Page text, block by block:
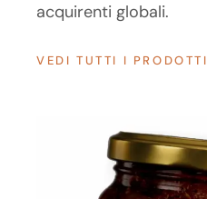
acquirenti globali.
VEDI TUTTI I PRODOTTI